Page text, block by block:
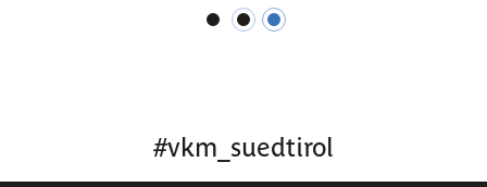
1 2 3
#vkm_suedtirol